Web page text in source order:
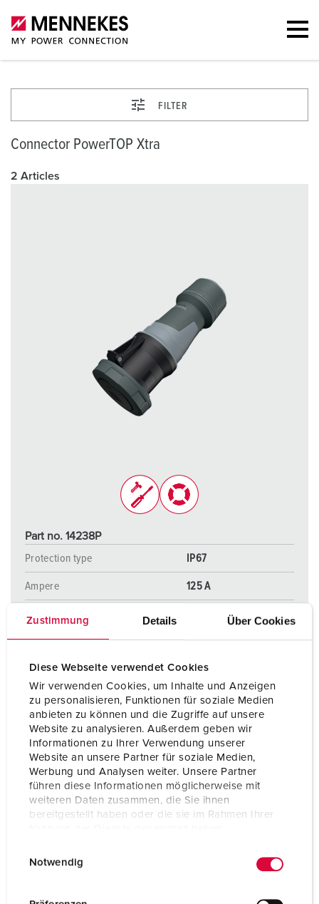
Zustimmung Details Über Cookies
Diese Webseite verwendet Cookies
Wir verwenden Cookies, um Inhalte und Anzeigen
zu personalisieren, Funktionen für soziale Medien
anbieten zu können und die Zugriffe auf unsere
Website zu analysieren. Außerdem geben wir
Informationen zu Ihrer Verwendung unserer
Website an unsere Partner für soziale Medien,
Werbung und Analysen weiter. Unsere Partner
führen diese Informationen möglicherweise mit
weiteren Daten zusammen, die Sie ihnen
bereitgestellt haben oder die sie im Rahmen Ihrer
Notwendig
FILTER
Connector PowerTOP Xtra
2 Articles
Part no. 14238P
Protection type
IP67
Ampere 125 A
Voltage 600 - 690 V
Connection technology Screw terminals
Contact
highly heat resistant
contact carrier
Contact X-CONTACT
TO THE PRODUCT